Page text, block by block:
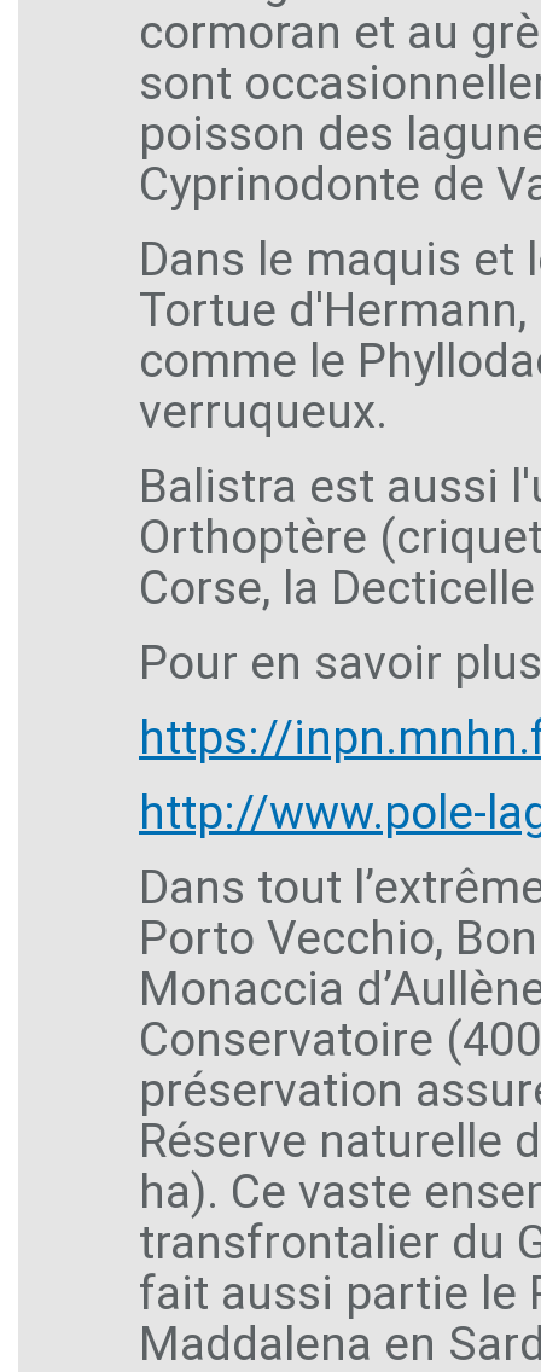
cormoran et au
sont
poisson des
Cyprinodonte de
Dans le maquis et
Tortue
comme le
verruqueux.
Balistra est aussi
Orthoptère
Corse, la
Pour en savoir plus
https://
http://www.pole-
Dans tout
Porto Vecchio,
Monaccia
Conservatoire
préservation
Réserve naturelle
ha). Ce vaste
transfrontalier du
fait aussi partie le
Maddalena en